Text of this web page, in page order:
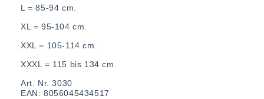
L = 85-94 cm.
XL = 95-104 cm.
XXL = 105-114 cm.
XXXL = 115 bis 134 cm.
Art. Nr. 3030
EAN: 8056045434517